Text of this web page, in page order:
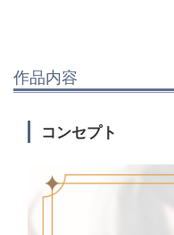
作品内容
コンセプト